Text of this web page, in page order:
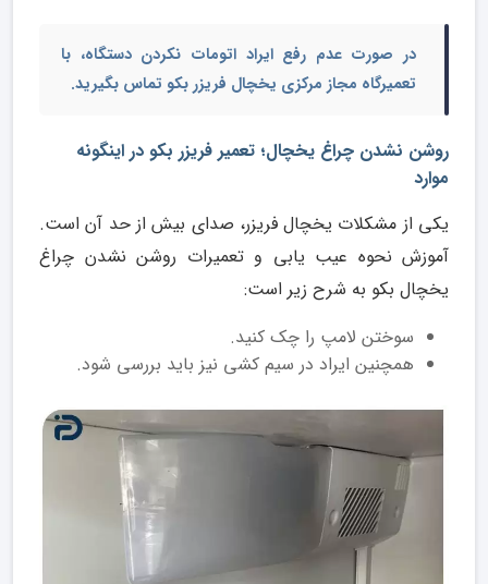
در صورت عدم رفع ایراد اتومات نکردن دستگاه، با
تعمیرگاه مجاز مرکزی یخچال فریزر بکو تماس بگیرید.
روشن نشدن چراغ یخچال؛ تعمیر فریزر بکو در اینگونه
موارد
یکی از مشکلات یخچال فریزر، صدای بیش از حد آن است.
آموزش نحوه عیب یابی و تعمیرات روشن نشدن چراغ
یخچال بکو به شرح زیر است:
سوختن لامپ را چک کنید.
همچنین ایراد در سیم کشی نیز باید بررسی شود.